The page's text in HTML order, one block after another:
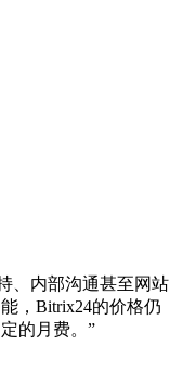
、内部沟通甚至网站
，Bitrix24的价格仍
的月费。”